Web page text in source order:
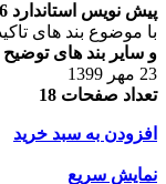
پیش نویس استاندارد 706 جدید حسابرس
با موضوع بند های
و سایر بند های توضیح
23 مهر 1399
تعداد صفحات 18
افزودن به سبد خرید
نمایش سریع